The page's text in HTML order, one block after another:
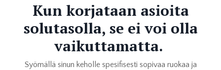
Kun korjataan asioita
solutasolla, se ei voi olla
vaikuttamatta.
Syömällä sinun keholle spesifisesti sopivaa ruokaa ja